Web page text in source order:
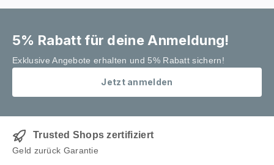
5% Rabatt für deine Anmeldung!
Exklusive Angebote erhalten und 5% Rabatt sichern!
Jetzt anmelden
Trusted Shops zertifiziert
Geld zurück Garantie